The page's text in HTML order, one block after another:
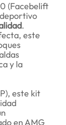
(Facebelift
.
este
y la
este kit
en AMG